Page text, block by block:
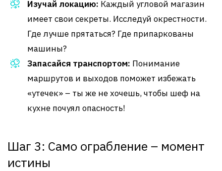
Изучай локацию: Каждый угловой магазин
имеет свои секреты. Исследуй окрестности.
Где лучше прятаться? Где припаркованы
машины?
Запасайся транспортом: Понимание
маршрутов и выходов поможет избежать
«утечек» – ты же не хочешь, чтобы шеф на
кухне почуял опасность!
Шаг 3: Само ограбление – момент
истины